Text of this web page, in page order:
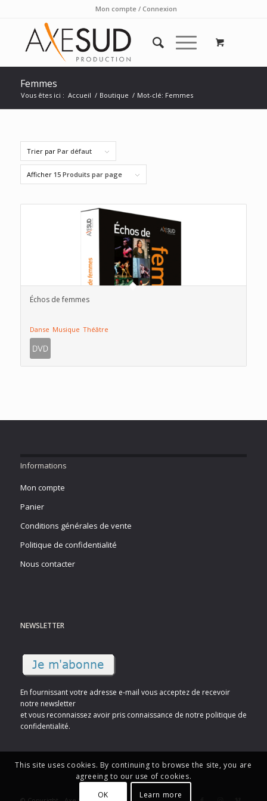
Mon compte / Connexion
Femmes
Vous êtes ici : Accueil / Boutique / Mot-clé: Femmes
Trier par Par défaut
Afficher 15 Produits par page
Échos de femmes
Danse Musique Théâtre
Informations
Mon compte
Panier
Conditions générales de vente
Politique de confidentialité
Nous contacter
NEWSLETTER
En fournissant votre adresse e-mail vous acceptez de recevoir
notre newsletter
et vous reconnaissez avoir pris connaissance de notre politique de
confidentialité.
This site uses cookies. By continuing to browse the site, you are
agreeing to our use of cookies.
OK
Learn more